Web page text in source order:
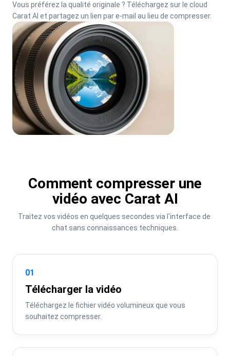
Vous préférez la qualité originale ? Téléchargez sur le cloud
Carat AI et partagez un lien par e-mail au lieu de compresser.
Comment compresser une
vidéo avec Carat AI
Traitez vos vidéos en quelques secondes via l'interface de
chat sans connaissances techniques.
01
Télécharger la vidéo
Téléchargez le fichier vidéo volumineux que vous
souhaitez compresser.